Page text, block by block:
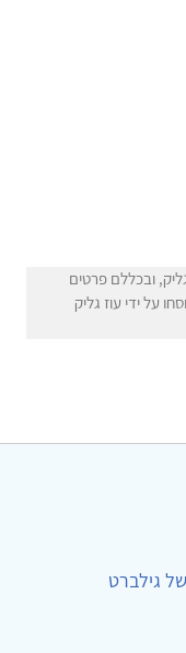
ובכללם פרטים
על ידי עוז גליק
גילברט